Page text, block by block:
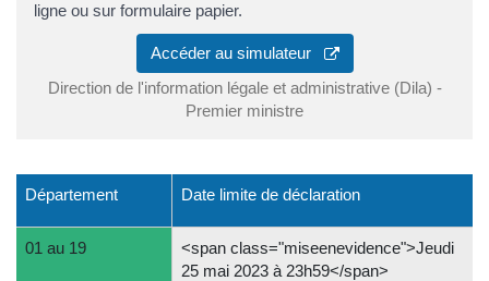
ligne ou sur formulaire papier.
Accéder au simulateur
Direction de l'information légale et administrative (Dila) -
Premier ministre
Département Date limite de déclaration
01 au 19
<span class="miseenevidence">Jeudi
25 mai 2023 à 23h59</span>